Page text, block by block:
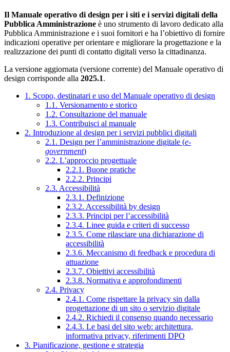
Il Manuale operativo di design per i siti e i servizi digitali della
Pubblica Amministrazione è uno strumento di lavoro dedicato alla
Pubblica Amministrazione e i suoi fornitori e ha l’obiettivo di fornire
indicazioni operative per orientare e migliorare la progettazione e la
realizzazione dei punti di contatto digitali verso la cittadinanza.
La versione aggiornata (versione corrente) del Manuale operativo di
design corrisponde alla 2025.1.
1. Scopo, destinatari e uso del Manuale operativo di design
1.1. Versionamento e storico
1.2. Consultazione del manuale
1.3. Contribuisci al manuale
2. Introduzione al design per i servizi pubblici digitali
2.1. Design per l’amministrazione digitale (e-
government)
2.2. L’approccio progettuale
2.2.1. Buone pratiche
2.2.2. Principi
2.3. Accessibilità
2.3.1. Definizione
2.3.2. Accessibilità by design
2.3.3. Principi per l’accessibilità
2.3.4. Linee guida e criteri di successo
2.3.5. Come rilasciare una dichiarazione di
accessibilità
2.3.6. Meccanismo di feedback e procedura di
attuazione
2.3.7. Obiettivi accessibilità
2.3.8. Normativa e approfondimenti
2.4. Privacy
2.4.1. Come rispettare la privacy sin dalla
progettazione di un sito o servizio digitale
2.4.2. Richiedi il consenso quando necessario
2.4.3. Le basi del sito web: architettura,
informativa privacy, riferimenti DPO
3. Pianificazione, gestione e strategia